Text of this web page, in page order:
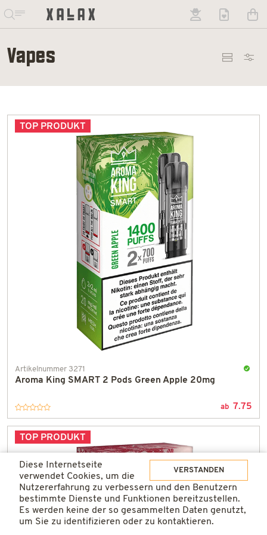
Vapes
TOP PRODUKT
Aroma King SMART 2 Pods Green Apple 20mg
und
in
Artikelnummer 3271
ab 7.75
TOP PRODUKT
VERSTANDEN
Diese Internetseite
verwendet Cookies, um die
Nutzererfahrung zu verbessern und den Benutzern
bestimmte Dienste und Funktionen bereitzustellen.
Es werden keine der so gesammelten Daten genutzt,
um Sie zu identifizieren oder zu kontaktieren.